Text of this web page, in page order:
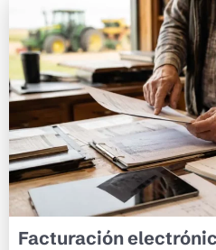
Facturación